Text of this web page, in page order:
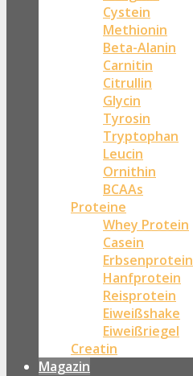
Cystein
Methionin
Beta-Alanin
Carnitin
Citrullin
Glycin
Tyrosin
Tryptophan
Leucin
Ornithin
BCAAs
Proteine
Whey Protein
Casein
Erbsenprotein
Hanfprotein
Reisprotein
Eiweißshake
Eiweißriegel
Creatin
Magazin